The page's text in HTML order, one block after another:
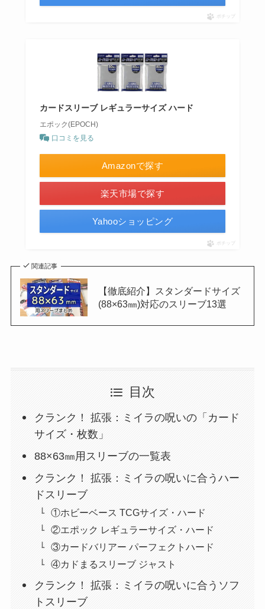
ポチップ
カードスリーブ レギュラーサイズ ハード
エポック(EPOCH)
口コミを見る
Amazonで探す
楽天市場で探す
Yahooショッピング
ポチップ
関連記事
【徹底紹介】スタンダードサイズ
(88×63㎜)対応のスリーブ13選
目次
クランク！ 拡張：ミイラの呪いの「カード
サイズ・枚数」
88×63㎜用スリーブの一覧表
クランク！ 拡張：ミイラの呪いに合うハー
ドスリーブ
①ホビーベース TCGサイズ・ハード
②エポック レギュラーサイズ・ハード
③カードバリアー パーフェクトハード
④カドまるスリーブ ジャスト
クランク！ 拡張：ミイラの呪いに合うソフ
トスリーブ